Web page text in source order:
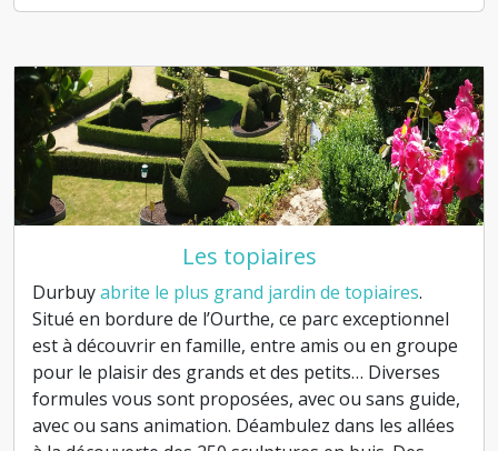
Les topiaires
Durbuyabrite le plus grand jardin de topiaires.
Situé en bordure de l’Ourthe, ce parc exceptionnel
est à découvrir en famille, entre amis ou en groupe
pour le plaisir des grands et des petits… Diverses
formules vous sont proposées, avec ou sans guide,
avec ou sans animation. Déambulez dans les allées